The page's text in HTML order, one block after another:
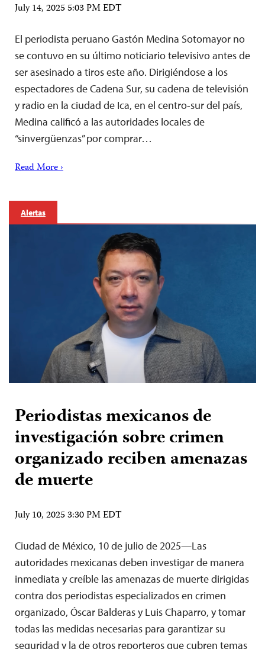
July 14, 2025 5:03 PM EDT
El periodista peruano Gastón Medina Sotomayor no
se contuvo en su último noticiario televisivo antes de
ser asesinado a tiros este año. Dirigiéndose a los
espectadores de Cadena Sur, su cadena de televisión
y radio en la ciudad de Ica, en el centro-sur del país,
Medina calificó a las autoridades locales de
“sinvergüenzas” por comprar…
Read More ›
Alertas
Periodistas mexicanos de
investigación sobre crimen
organizado reciben amenazas
de muerte
July 10, 2025 3:30 PM EDT
Ciudad de México, 10 de julio de 2025—Las
autoridades mexicanas deben investigar de manera
inmediata y creíble las amenazas de muerte dirigidas
contra dos periodistas especializados en crimen
organizado, Óscar Balderas y Luis Chaparro, y tomar
todas las medidas necesarias para garantizar su
seguridad y la de otros reporteros que cubren temas